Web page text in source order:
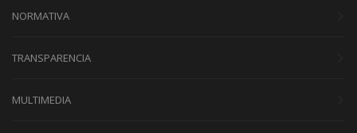
NORMATIVA
TRANSPARENCIA
MULTIMEDIA